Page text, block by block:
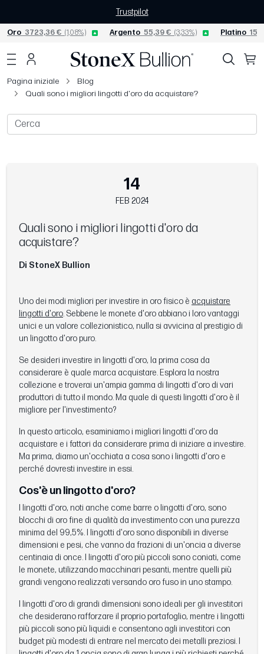
Trustpilot
Oro 3723,36 € (1,08%) Argento 55,39 € (3,33%) Platino
Pagina iniziale
Blog
Quali sono i migliori lingotti d'oro da acquistare?
14
FEB 2024
Quali sono i migliori lingotti d'oro da
acquistare?
Di StoneX Bullion
Uno dei modi migliori per investire in oro fisico è acquistare
lingotti d'oro. Sebbene le monete d'oro abbiano i loro vantaggi
unici e un valore collezionistico, nulla si avvicina al prestigio di
un lingotto d'oro puro.
Se desideri investire in lingotti d'oro, la prima cosa da
considerare è quale marca acquistare. Esplora la nostra
collezione e troverai un'ampia gamma di lingotti d'oro di vari
produttori di tutto il mondo. Ma quale di questi lingotti d'oro è il
migliore per l'investimento?
In questo articolo, esaminiamo i migliori lingotti d'oro da
acquistare e i fattori da considerare prima di iniziare a investire.
Ma prima, diamo un'occhiata a cosa sono i lingotti d'oro e
perché dovresti investire in essi.
Cos'è un lingotto d'oro?
I lingotti d'oro, noti anche come barre o lingotti d'oro, sono
blocchi di oro fine di qualità da investimento con una purezza
minima del 99,5%. I lingotti d'oro sono disponibili in diverse
dimensioni e pesi, che vanno da frazioni di un'oncia a diverse
centinaia di once. I lingotti d'oro più piccoli sono coniati, come
le monete, utilizzando macchinari pesanti, mentre quelli più
grandi vengono realizzati versando oro fuso in uno stampo.
I lingotti d'oro di grandi dimensioni sono ideali per gli investitori
che desiderano rafforzare il proprio portafoglio, mentre i lingotti
più piccoli sono più liquidi e consentono agli investitori con
budget più modesti di entrare nel mercato dei metalli preziosi. I